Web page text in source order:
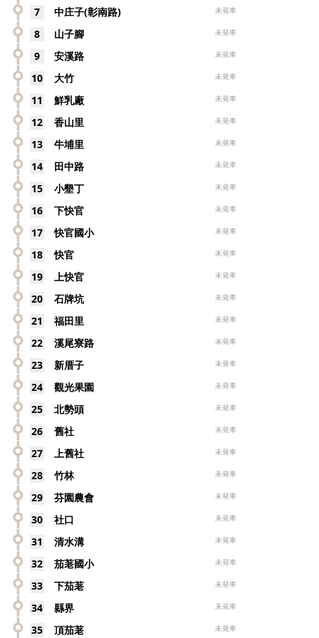
7 中庄子(彰南路) 未発車
8 山子腳 未発車
9 安溪路 未発車
10 大竹 未発車
11 鮮乳廠 未発車
12 香山里 未発車
13 牛埔里 未発車
14 田中路 未発車
15 小墾丁 未発車
16 下快官 未発車
17 快官國小 未発車
18 快官 未発車
19 上快官 未発車
20 石牌坑 未発車
21 福田里 未発車
22 溪尾寮路 未発車
23 新厝子 未発車
24 觀光果園 未発車
25 北勢頭 未発車
26 舊社 未発車
27 上舊社 未発車
28 竹林 未発車
29 芬園農會 未発車
30 社口 未発車
31 清水溝 未発車
32 茄荖國小 未発車
33 下茄荖 未発車
34 縣界 未発車
35 頂茄荖 未発車